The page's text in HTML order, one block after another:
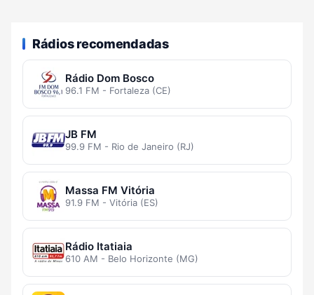
Rádios recomendadas
Rádio Dom Bosco
96.1 FM - Fortaleza (CE)
JB FM
99.9 FM - Rio de Janeiro (RJ)
Massa FM Vitória
91.9 FM - Vitória (ES)
Rádio Itatiaia
610 AM - Belo Horizonte (MG)